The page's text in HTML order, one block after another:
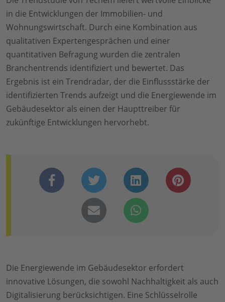
in die Entwicklungen der Immobilien- und
Wohnungswirtschaft. Durch eine Kombination aus
qualitativen Expertengesprächen und einer
quantitativen Befragung wurden die zentralen
Branchentrends identifiziert und bewertet. Das
Ergebnis ist ein Trendradar, der die Einflussstärke der
identifizierten Trends aufzeigt und die Energiewende im
Gebäudesektor als einen der Haupttreiber für
zukünftige Entwicklungen hervorhebt.
Die Energiewende im Gebäudesektor erfordert
innovative Lösungen, die sowohl Nachhaltigkeit als auch
Digitalisierung berücksichtigen. Eine Schlüsselrolle